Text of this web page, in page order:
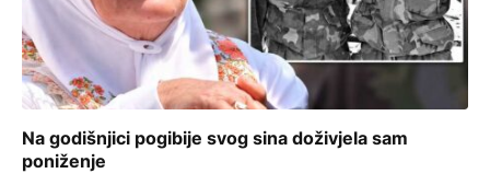
Na godišnjici pogibije svog sina doživjela sam
poniženje